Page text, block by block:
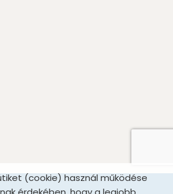
(cookie) használ működése